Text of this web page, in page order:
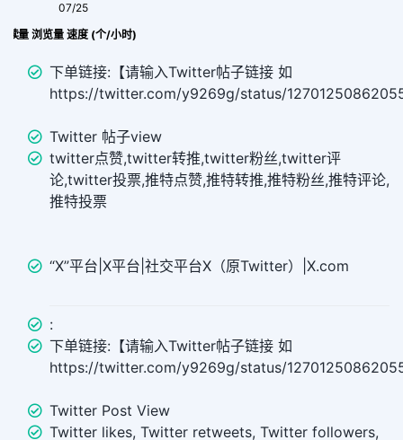
量 浏览量 速度 (个/小时)
07/25
下单链接:【请输入Twitter帖子链接 如
https://twitter.com/y9269g/status/
Twitter 帖子view
twitter点赞,twitter转推,twitter粉丝,twitter评
论,twitter投票,推特点赞,推特转推,推特粉丝,推特评论,
推特投票
“X”平台|X平台|社交平台X（原Twitter）|X.com
:
下单链接:【请输入Twitter帖子链接 如
https://twitter.com/y9269g/status/
Twitter Post View
Twitter likes, Twitter retweets, Twitter followers,